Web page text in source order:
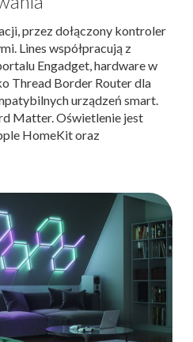
przez dołączony kontroler
Lines współpracują z
Engadget, hardware w
Thread Border Router dla
urządzeń smart.
Matter. Oświetlenie jest
HomeKit oraz